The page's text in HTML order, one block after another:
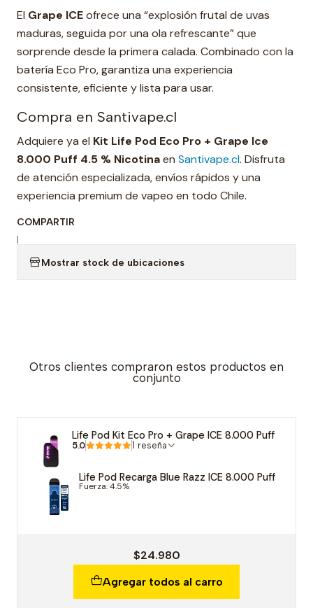
El Grape ICEofrece una “explosión frutal de uvas
maduras, seguida por una ola refrescante” que
sorprende desde la primera calada. Combinado con la
batería Eco Pro, garantiza una experiencia
consistente, eficiente y lista para usar.
Compra en Santivape.cl
Adquiere ya el Kit Life Pod Eco Pro + Grape Ice
8.000 Puff 4.5 % Nicotinaen Santivape.cl. Disfruta
de atención especializada, envíos rápidos y una
experiencia premium de vapeo en todo Chile.
COMPARTIR
|
Mostrar stock de ubicaciones
Otros clientes compraron estos productos en
conjunto
Life Pod Kit Eco Pro + Grape ICE 8.000 Puff
5.0 1 reseña
Life Pod Recarga Blue Razz ICE 8.000 Puff
Fuerza: 4.5%
$24.980
Agregar todos al carro